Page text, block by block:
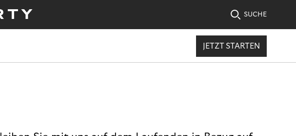
SUCHE
JETZT STARTEN